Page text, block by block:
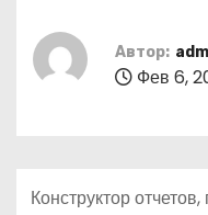
Автор:
Фев 6,
Конструктор